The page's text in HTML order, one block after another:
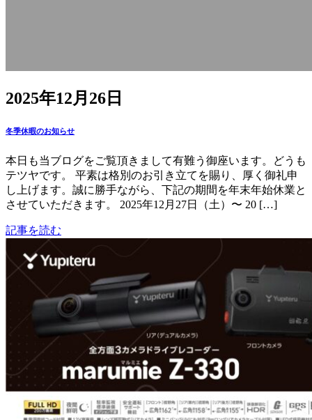
2025年12月26日
冬季休暇のお知らせ
本日も当ブログをご覧頂きまして有難う御座います。どうも
テツヤです。 平素は格別のお引き立てを賜り、厚く御礼申
し上げます。誠に勝手ながら、下記の期間を年末年始休業と
させていただきます。 2025年12月27日（土）〜 20 […]
記事を読む